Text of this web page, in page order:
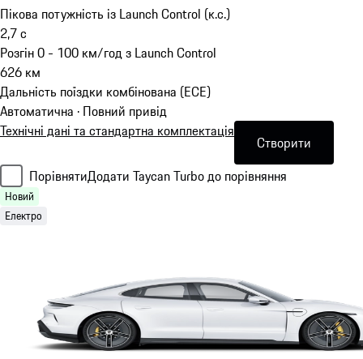
Пікова потужність із Launch Control (к.с.)
2,7с
Розгін 0 - 100 км/год з Launch Control
626 км
Дальність поїздки комбінована (ECE)
Автоматична · Повний привід
Технічні дані та стандартна комплектація
Створити
ПорівнятиДодати Taycan Turbo до порівняння
Новий
Електро